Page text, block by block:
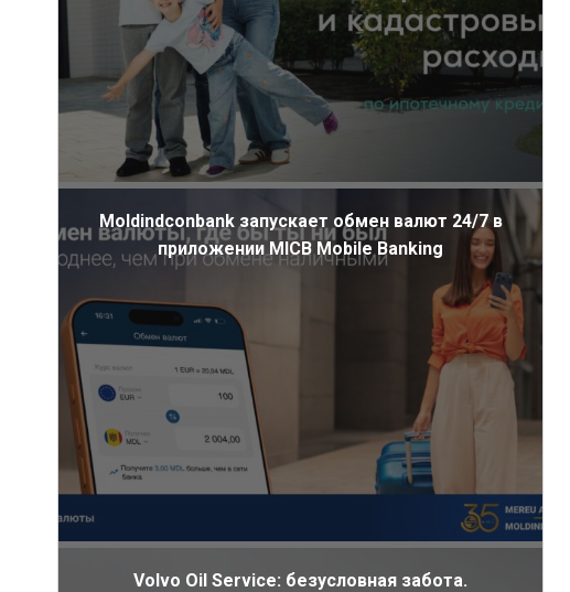
Moldindconbank запускает обмен валют 24/7 в
приложении MICB Mobile Banking
Volvo Oil Service: безусловная забота.